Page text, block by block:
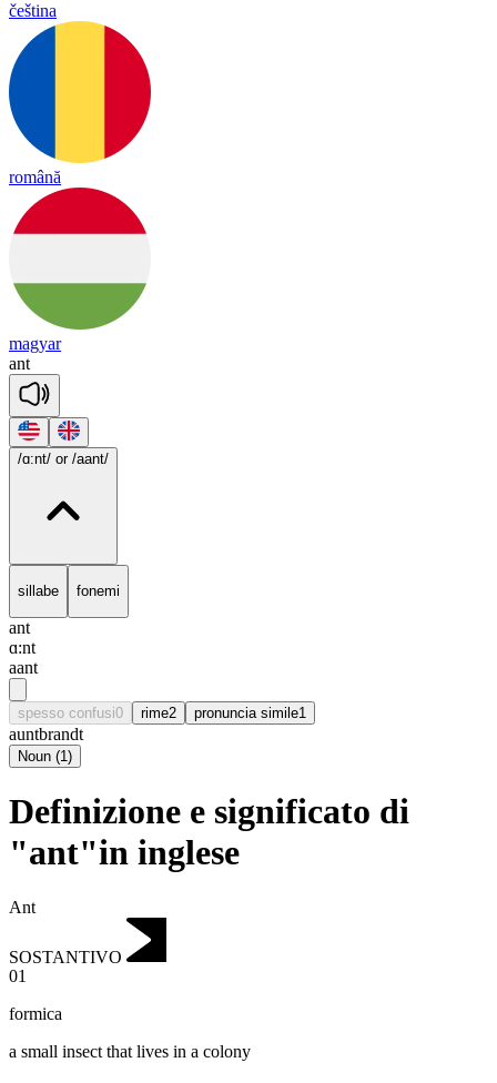
čeština
română
magyar
ant
/ɑ:nt/ or /aant/
sillabe fonemi
ant
ɑ:nt
aant
spesso confusi0 rime2 pronuncia simile1
auntbrandt
Noun (1)
Definizione e significato di
"ant"in inglese
Ant
SOSTANTIVO
01
formica
a small insect that lives in a colony